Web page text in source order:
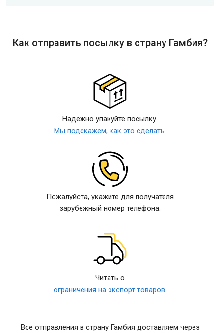
Как отправить посылку в страну Гамбия?
Надежно упакуйте посылку.
Мы подскажем, как это сделать.
Пожалуйста, укажите для получателя
зарубежный номер телефона.
Читать о
ограничения на экспорт товаров.
Все отправления в страну Гамбия доставляем через